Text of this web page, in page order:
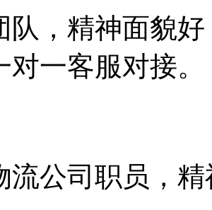
队，精神面貌
对一客服对接。
流公司职员，